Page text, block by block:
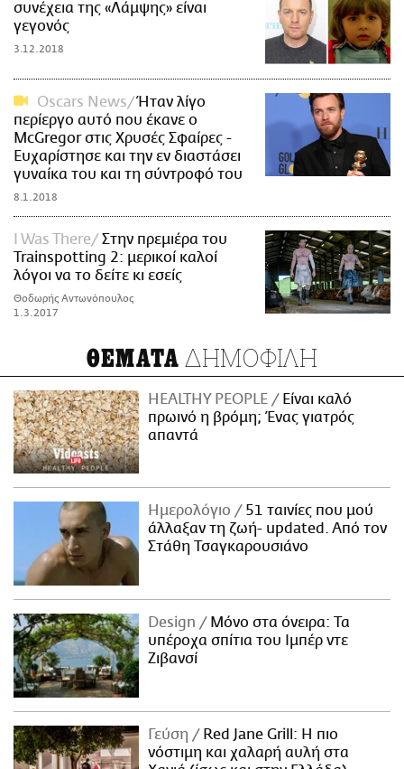
συνέχεια της «Λάμψης» είναι
γεγονός
3.12.2018
Oscars News
Ήταν λίγο
περίεργο αυτό που έκανε ο
McGregor στις Χρυσές Σφαίρες -
Ευχαρίστησε και την εν διαστάσει
γυναίκα του και τη σύντροφό του
8.1.2018
I Was There
Στην πρεμιέρα του
Trainspotting 2: μερικοί καλοί
λόγοι να το δείτε κι εσείς
Θοδωρής Αντωνόπουλος
1.3.2017
ΘΕΜΑΤΑ ΔΗΜΟΦΙΛΗ
HEALTHY PEOPLE
Είναι καλό
πρωινό η βρόμη; Ένας γιατρός
απαντά
Ημερολόγιο
51 ταινίες που μού
άλλαξαν τη ζωή- updated. Aπό τον
Στάθη Τσαγκαρουσιάνο
Design
Μόνο στα όνειρα: Τα
υπέροχα σπίτια του Ιμπέρ ντε
Ζιβανσί
Γεύση
Red Jane Grill: Η πιο
νόστιμη και χαλαρή αυλή στα